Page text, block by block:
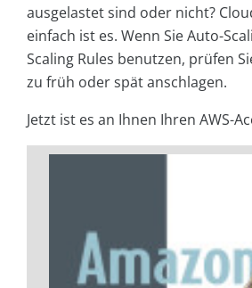
ausgelastet sind oder nicht?
einfach ist es. Wenn Sie Auto-
Scaling Rules benutzen, prüfen
zu früh oder spät anschlagen.
Jetzt ist es an Ihnen Ihren AWS-